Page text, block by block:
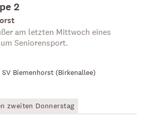
2
am letzten Mittwoch eines
Seniorensport.
Biemenhorst (Birkenallee)
zweiten Donnerstag